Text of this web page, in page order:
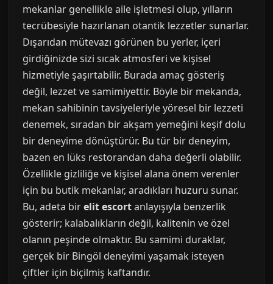
mekanlar genellikle aile işletmesi olup, yılların
tecrübesiyle hazırlanan otantik lezzetler sunarlar.
Dışarıdan mütevazı görünen bu yerler, içeri
girdiğinizde sizi sıcak atmosferi ve kişisel
hizmetiyle şaşırtabilir. Burada amaç gösteriş
değil, lezzet ve samimiyettir. Böyle bir mekanda,
mekan sahibinin tavsiyeleriyle yöresel bir lezzeti
denemek, sıradan bir akşam yemeğini keşif dolu
bir deneyime dönüştürür. Bu tür bir deneyim,
bazen en lüks restorandan daha değerli olabilir.
Özellikle gizliliğe ve kişisel alana önem verenler
için bu butik mekanlar, aradıkları huzuru sunar.
Bu, adeta birelit escortanlayışıyla benzerlik
gösterir; kalabalıkların değil, kalitenin ve özel
olanın peşinde olmaktır. Bu samimi duraklar,
gerçek bir Bingöl deneyimi yaşamak isteyen
çiftler için biçilmiş kaftandır.